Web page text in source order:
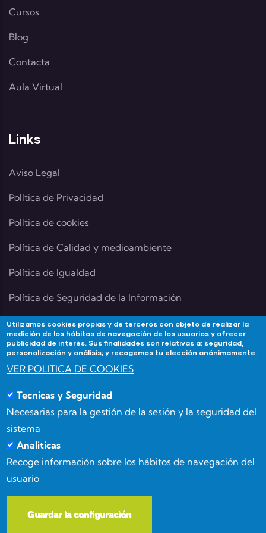
Cursos
Blog
Contacta
Aula Virtual
Links
Aviso Legal
Política de Privacidad
Política de cookies
Política de Calidad y medioambiente
Política de Igualdad
Política de Seguridad de la Información
Contacta
Forma3Almeria en:
info@forma3almeria.com
Utilizamos cookies propias y de terceros con objeto de realizar la
medición de los hábitos de navegación de los usuarios y ofrecer
publicidad de interés. Sus finalidades son relativas a: seguridad,
personalización y análisis; y recogemos tu elección anónimamente.
VER POLITICA DE COOKIES
Tecnicas y Seguridad
Necesarias para la gestión de la sesión y la seguridad del
sistema
Analiticas
Recoge información sobre los hábitos de navegación del
usuario
Guardar la configuración